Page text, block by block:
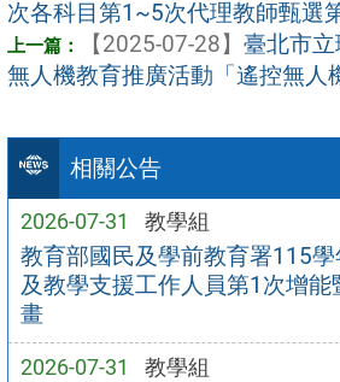
相關公告
2026-07-31 教學組
教育部國民及學前教育署115
及教學支援工作人員第1次增
畫
2026-07-31 教學組
次各科目第1~5次代理教師甄選
【2025-07-28】 臺北市
無人機教育推廣活動「遙控無人